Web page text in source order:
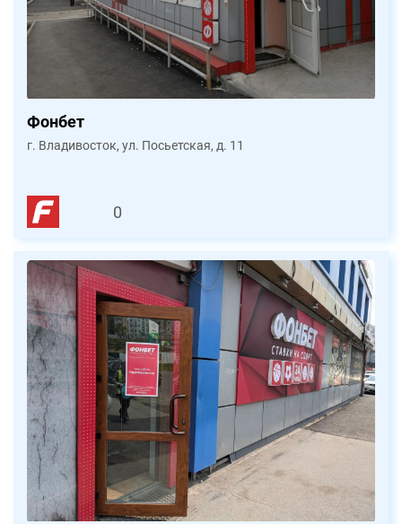
Фонбет
г. Владивосток, ул. Посьетская, д. 11
0